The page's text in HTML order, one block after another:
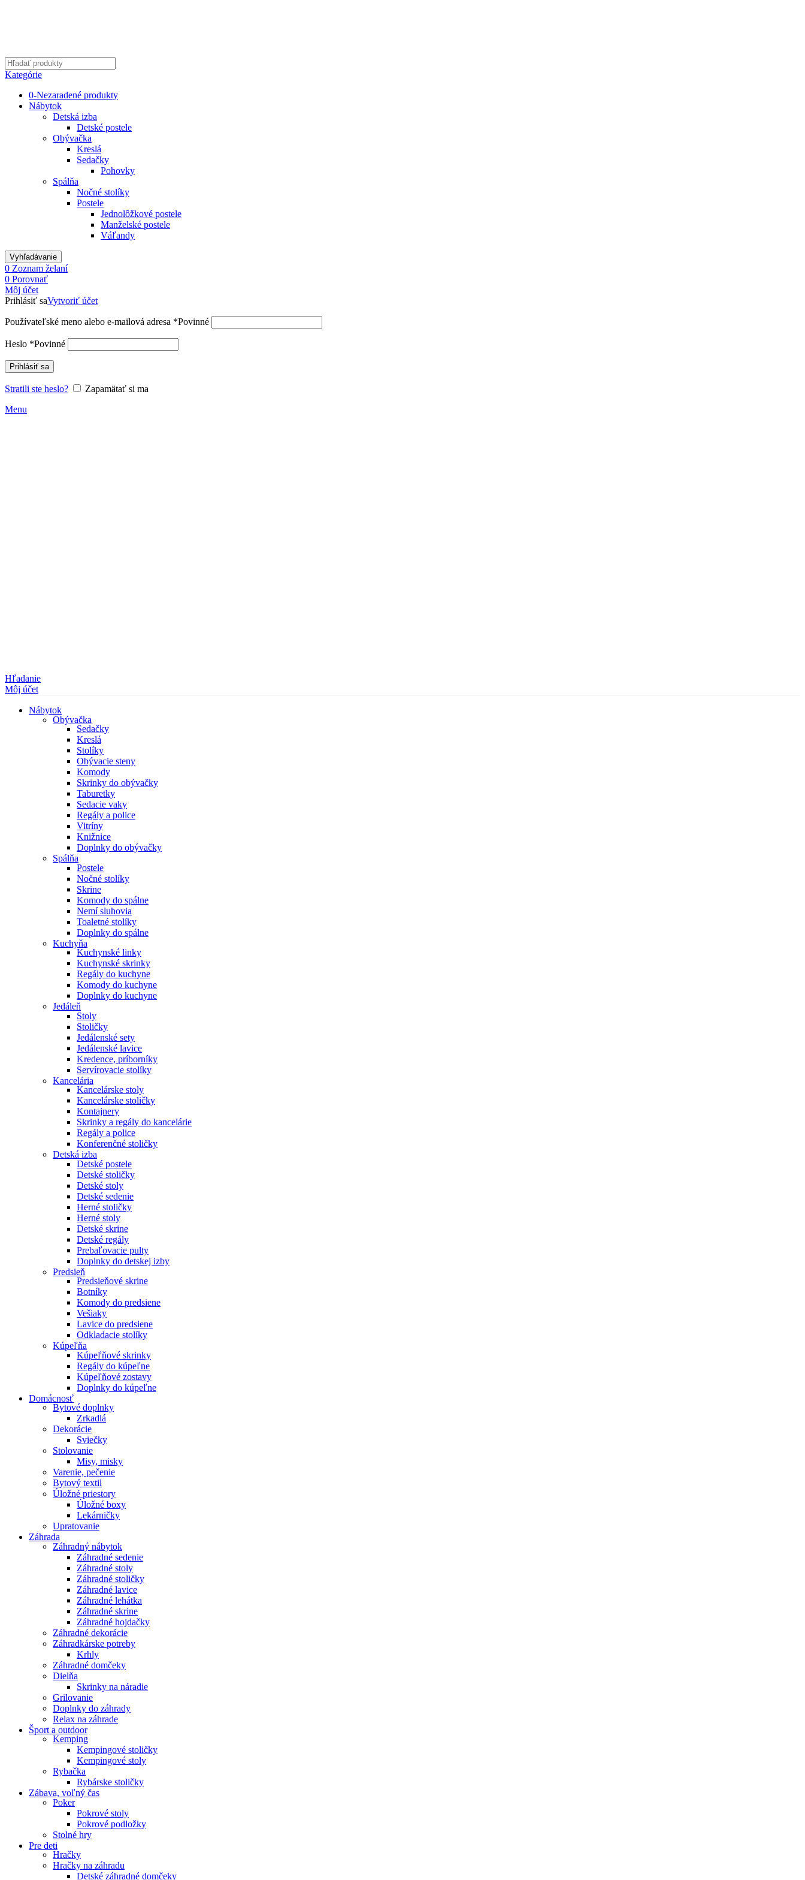
Kategórie
0-Nezaradené produkty
Nábytok
Detská izba
Detské postele
Obývačka
Kreslá
Sedačky
Pohovky
Spálňa
Nočné stolíky
Postele
Jednolôžkové postele
Manželské postele
Váľandy
Vyhľadávanie
0 Zoznam želaní
0 Porovnať
Môj účet
Prihlásiť saVytvoriť účet
Používateľské meno alebo e-mailová adresa *Povinné
Heslo *Povinné
Prihlásiť sa
Stratili ste heslo?
Zapamätať si ma
Menu
Hľadanie
Môj účet
Nábytok
Obývačka
Sedačky
Kreslá
Stolíky
Obývacie steny
Komody
Skrinky do obývačky
Taburetky
Sedacie vaky
Regály a police
Vitríny
Knižnice
Doplnky do obývačky
Spálňa
Postele
Nočné stolíky
Skrine
Komody do spálne
Nemí sluhovia
Toaletné stolíky
Doplnky do spálne
Kuchyňa
Kuchynské linky
Kuchynské skrinky
Regály do kuchyne
Komody do kuchyne
Doplnky do kuchyne
Jedáleň
Stoly
Stoličky
Jedálenské sety
Jedálenské lavice
Kredence, príborníky
Servírovacie stolíky
Kancelária
Kancelárske stoly
Kancelárske stoličky
Kontajnery
Skrinky a regály do kancelárie
Regály a police
Konferenčné stoličky
Detská izba
Detské postele
Detské stoličky
Detské stoly
Detské sedenie
Herné stoličky
Herné stoly
Detské skrine
Detské regály
Prebaľovacie pulty
Doplnky do detskej izby
Predsieň
Predsieňové skrine
Botníky
Komody do predsiene
Vešiaky
Lavice do predsiene
Odkladacie stolíky
Kúpeľňa
Kúpeľňové skrinky
Regály do kúpeľne
Kúpeľňové zostavy
Doplnky do kúpeľne
Domácnosť
Bytové doplnky
Zrkadlá
Dekorácie
Sviečky
Stolovanie
Misy, misky
Varenie, pečenie
Bytový textil
Úložné priestory
Úložné boxy
Lekárničky
Upratovanie
Záhrada
Záhradný nábytok
Záhradné sedenie
Záhradné stoly
Záhradné stoličky
Záhradné lavice
Záhradné lehátka
Záhradné skrine
Záhradné hojdačky
Záhradné dekorácie
Záhradkárske potreby
Krhly
Záhradné domčeky
Dielňa
Skrinky na náradie
Grilovanie
Doplnky do záhrady
Relax na záhrade
Šport a outdoor
Kemping
Kempingové stoličky
Kempingové stoly
Rybačka
Rybárske stoličky
Zábava, voľný čas
Poker
Pokrové stoly
Pokrové podložky
Stolné hry
Pre deti
Hračky
Hračky na záhradu
Detské záhradné domčeky